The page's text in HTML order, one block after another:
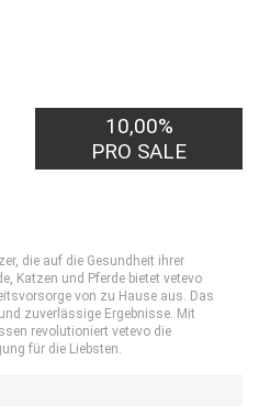
10,00%
PRO SALE
die auf die Gesundheit ihrer
Katzen und Pferde bietet vetevo
von zu Hause aus. Das
zuverlässige Ergebnisse. Mit
revolutioniert vetevo die
für die Liebsten.